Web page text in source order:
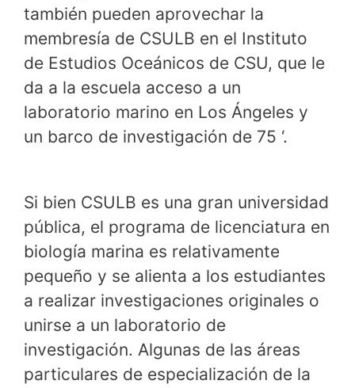
también pueden aprovechar la
membresía de CSULB en el Instituto
de Estudios Oceánicos de CSU, que le
da a la escuela acceso a un
laboratorio marino en Los Ángeles y
un barco de investigación de 75 ‘.
Si bien CSULB es una gran universidad
pública, el programa de licenciatura en
biología marina es relativamente
pequeño y se alienta a los estudiantes
a realizar investigaciones originales o
unirse a un laboratorio de
investigación. Algunas de las áreas
particulares de especialización de la